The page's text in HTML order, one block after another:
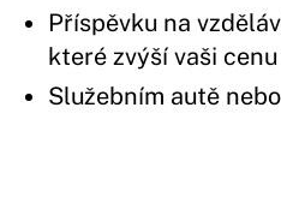
Příspěvku na
které zvýší vaši
Služebním autě